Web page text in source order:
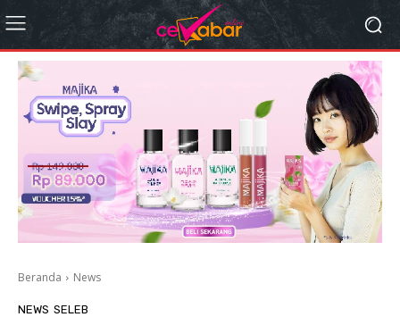
Beranda News
NEWS SELEB